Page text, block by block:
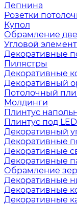
Лепнина
Розетки
Купол
Обрамление
Угловой элемент
Декоративные
Пилястры
Декоративные
Декоративный
Потолочный
Молдинги
Плинтус
Плинтус под
Декоративный
Декоративные
Декоративные
Декоративные
Обрамление
Декоративные
Декоративные
Декоративные